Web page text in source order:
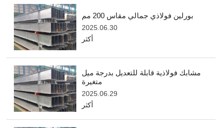
بورلين فولاذي جمالي مقاس 200 مم
2025.06.30
أكثر
مشابك فولاذية قابلة للتعديل بدرجة ميل
متغيرة
2025.06.29
أكثر